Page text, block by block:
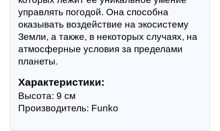
управлять погодой. Она способна
оказывать воздействие на экосистему
Земли, а также, в некоторых случаях, на
атмосферные условия за пределами
планеты.
Характеристики:
Высота: 9 см
Производитель: Funko